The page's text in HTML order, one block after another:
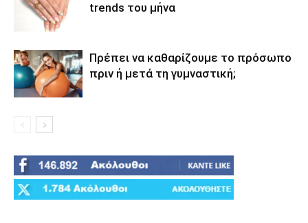
trends του μήνα
Πρέπει να καθαρίζουμε το πρόσωπο
πριν ή μετά τη γυμναστική;